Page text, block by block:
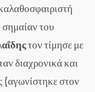
σημαίαν του
τον τίμησε με
διαχρονικά και
(αγωνίστηκε στον